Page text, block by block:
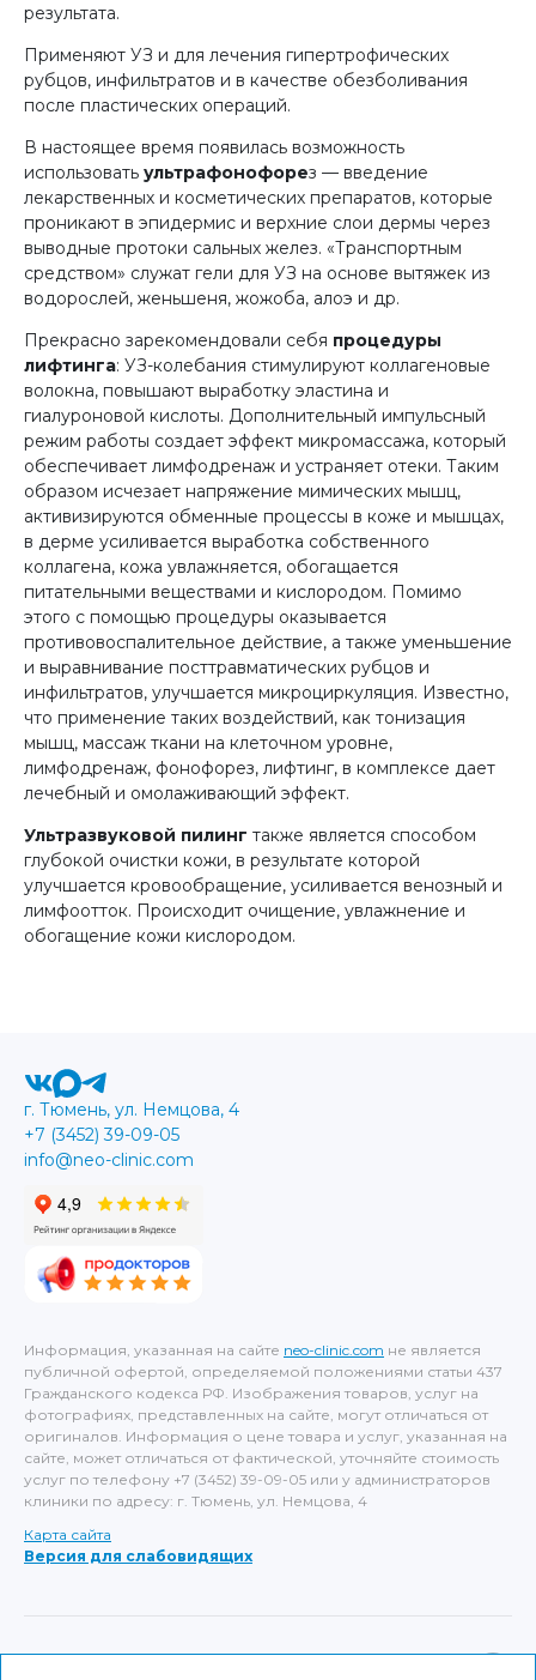
результата.
Применяют УЗ и для лечения гипертрофических
рубцов, инфильтратов и в качестве обезболивания
после пластических операций.
В настоящее время появилась возможность
использовать ультрафонофорез — введение
лекарственных и косметических препаратов, которые
проникают в эпидермис и верхние слои дермы через
выводные протоки сальных желез. «Транспортным
средством» служат гели для УЗ на основе вытяжек из
водорослей, женьшеня, жожоба, алоэ и др.
Прекрасно зарекомендовали себя процедуры
лифтинга: УЗ-колебания стимулируют коллагеновые
волокна, повышают выработку эластина и
гиалуроновой кислоты. Дополнительный импульсный
режим работы создает эффект микромассажа, который
обеспечивает лимфодренаж и устраняет отеки. Таким
образом исчезает напряжение мимических мышц,
активизируются обменные процессы в коже и мышцах,
в дерме усиливается выработка собственного
коллагена, кожа увлажняется, обогащается
питательными веществами и кислородом. Помимо
этого с помощью процедуры оказывается
противовоспалительное действие, а также уменьшение
и выравнивание посттравматических рубцов и
инфильтратов, улучшается микроциркуляция. Известно,
что применение таких воздействий, как тонизация
мышц, массаж ткани на клеточном уровне,
лимфодренаж, фонофорез, лифтинг, в комплексе дает
лечебный и омолаживающий эффект.
Ультразвуковой пилинг также является способом
глубокой очистки кожи, в результате которой
улучшается кровообращение, усиливается венозный и
лимфоотток. Происходит очищение, увлажнение и
обогащение кожи кислородом.
Информация, указанная на сайте neo-clinic.com не является
публичной офертой, определяемой положениями статьи 437
Гражданского кодекса РФ. Изображения товаров, услуг на
фотографиях, представленных на сайте, могут отличаться от
оригиналов. Информация о цене товара и услуг, указанная на
сайте, может отличаться от фактической, уточняйте стоимость
услуг по телефону +7 (3452) 39-09-05 или у администраторов
клиники по адресу: г. Тюмень, ул. Немцова, 4
Карта сайта
Версия для слабовидящих
г. Тюмень, ул. Немцова, 4
+7 (3452) 39-09-05
info@neo-clinic.com